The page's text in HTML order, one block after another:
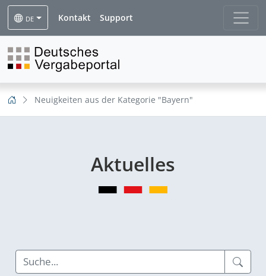
DE Kontakt Support
Neuigkeiten aus der Kategorie "Bayern"
Aktuelles